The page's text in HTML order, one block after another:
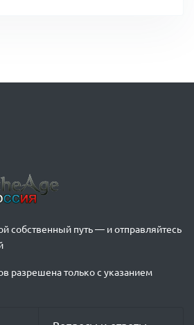
собственный путь — и отправляйтесь
разрешена только с указанием